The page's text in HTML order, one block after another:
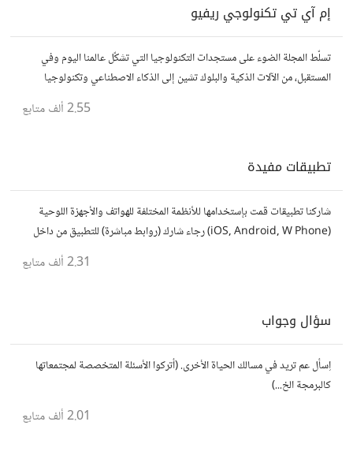
إم آي تي تكنولوجي ريفيو
تسلّط المجلة الضوء على مستجدات التكنولوجيا التي تشكّل عالمنا اليوم وفي
المستقبل، من الآلات الذكية والبلوك تشين إلى الذكاء الاصطناعي وتكنولوجيا
2.55 ألف متابع
تطبيقات مفيدة
شاركنا تطبيقات قمت بإستخدامها للأنظمة المختلفة للهواتف والأجهزة اللوحية
(iOS, Android, W Phone) رجاء شارك (روابط مباشرة) للتطبيق من داخل
المتجر..إلا في حالة وجود عدة تطبيقات أو شرح مطول شاركها كموضوع
2.31 ألف متابع
سؤال وجواب
اِسأل عم تريد في مسالك الحياة الأخرى. (أتركوا الأسئلة المتخصصة لمجتمعاتها
كالبرمجة الخ...)
2.01 ألف متابع